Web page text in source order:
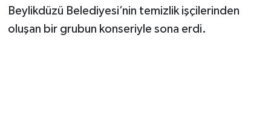
Beylikdüzü Belediyesi’nin temizlik işçilerinden
oluşan bir grubun konseriyle sona erdi.